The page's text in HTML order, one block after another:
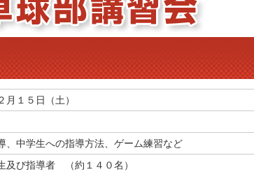
月１５日（土）
、中学生への指導方法、ゲーム練習など
及び指導者 （約１４０名）